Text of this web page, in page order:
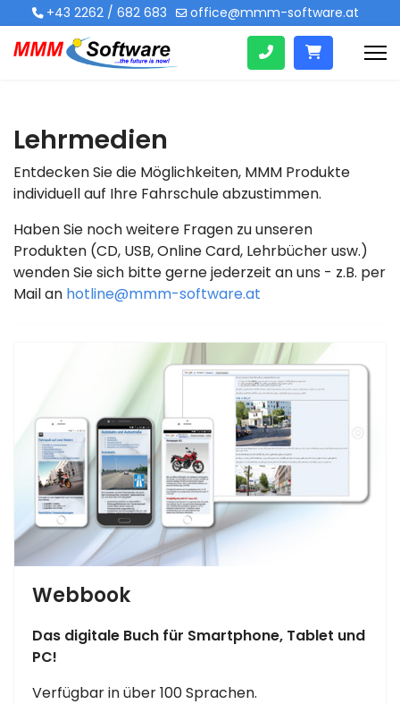
+43 2262 / 682 683 office@mmm-software.at
Lehrmedien
Entdecken Sie die Möglichkeiten, MMM Produkte
individuell auf Ihre Fahrschule abzustimmen.
Haben Sie noch weitere Fragen zu unseren
Produkten (CD, USB, Online Card, Lehrbücher usw.)
wenden Sie sich bitte gerne jederzeit an uns - z.B. per
Mail an hotline@mmm-software.at
Webbook
Das digitale Buch für Smartphone, Tablet und
PC!
Verfügbar in über 100 Sprachen.